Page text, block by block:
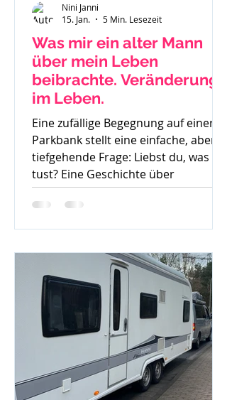
Was mir ein alter Mann
über mein Leben
beibrachte. Veränderung
im Leben.
Eine zufällige Begegnung auf einer
Parkbank stellt eine einfache, aber
tiefgehende Frage: Liebst du, was du
tust? Eine Geschichte über
Gedanken, Mut und den ersten
Schritt zur Veränderung.
Nini Janni
15. Jan.
5 Min. Lesezeit